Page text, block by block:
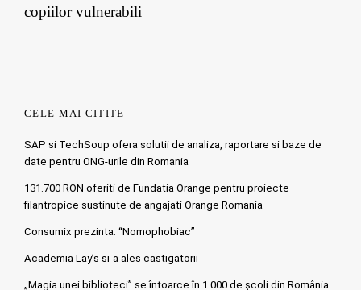
copiilor vulnerabili
CELE MAI CITITE
SAP si TechSoup ofera solutii de analiza, raportare si baze de
date pentru ONG-urile din Romania
131.700 RON oferiti de Fundatia Orange pentru proiecte
filantropice sustinute de angajati Orange Romania
Consumix prezinta: “Nomophobiac”
Academia Lay’s si-a ales castigatorii
„Magia unei biblioteci” se întoarce în 1.000 de școli din România.